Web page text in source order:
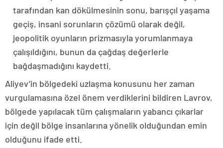
tarafından kan dökülmesinin sonu, barışçıl yaşama
geçiş, insani sorunların çözümü olarak değil,
jeopolitik oyunların prizmasıyla yorumlanmaya
çalışıldığını, bunun da çağdaş değerlerle
bağdaşmadığını kaydetti.
Aliyev’in bölgedeki uzlaşma konusunu her zaman
vurgulamasına özel önem verdiklerini bildiren Lavrov,
bölgede yapılacak tüm çalışmaların yabancı çıkarlar
için değil bölge insanlarına yönelik olduğundan emin
olduğunu ifade etti.